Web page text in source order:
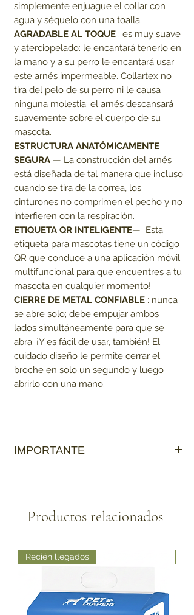
simplemente enjuague el collar con
agua y séquelo con una toalla.
AGRADABLE AL TOQUE : es muy suave
y aterciopelado: le encantará tenerlo en
la mano y a su perro le encantará usar
este arnés impermeable. Collartex no
tira del pelo de su perro ni le causa
ninguna molestia: el arnés descansará
suavemente sobre el cuerpo de su
mascota.
ESTRUCTURA ANATÓMICAMENTE
SEGURA — La construcción del arnés
está diseñada de tal manera que incluso
cuando se tira de la correa, los
cinturones no comprimen el pecho y no
interfieren con la respiración.
ETIQUETA QR INTELIGENTE— Esta
etiqueta para mascotas tiene un código
QR que conduce a una aplicación móvil
multifuncional para que encuentres a tu
mascota en cualquier momento!
CIERRE DE METAL CONFIABLE : nunca
se abre solo; debe empujar ambos
lados simultáneamente para que se
abra. ¡Y es fácil de usar, también! El
cuidado diseño le permite cerrar el
broche en solo un segundo y luego
abrirlo con una mano.
IMPORTANTE
para así garantizar que no haya contagio
Productos relacionados
Recién llegados